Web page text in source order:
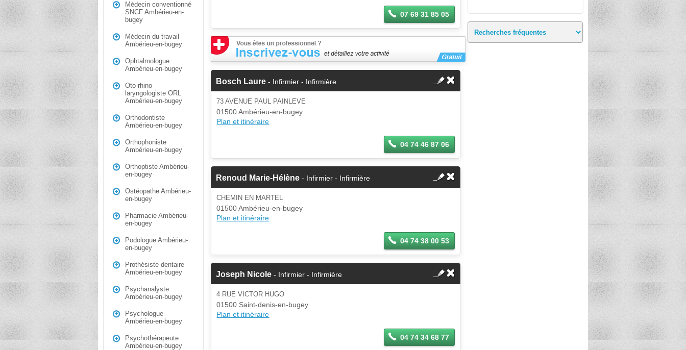
Médecin conventionné
SNCF Ambérieu-en-
bugey
Médecin du travail
Ambérieu-en-bugey
Ophtalmologue
Ambérieu-en-bugey
Oto-rhino-
laryngologiste ORL
Ambérieu-en-bugey
Orthodontiste
Ambérieu-en-bugey
Orthophoniste
Ambérieu-en-bugey
Orthoptiste Ambérieu-
en-bugey
Ostéopathe Ambérieu-
en-bugey
Pharmacie Ambérieu-
en-bugey
Podologue Ambérieu-
en-bugey
Prothésiste dentaire
Ambérieu-en-bugey
Psychanalyste
Ambérieu-en-bugey
Psychologue
Ambérieu-en-bugey
Psychothérapeute
Ambérieu-en-bugey
07 69 31 85 05
Bosch Laure - Infirmier - Infirmière
73 AVENUE PAUL PAINLEVE
01500 Ambérieu-en-bugey
Plan et itinéraire
04 74 46 87 06
Renoud Marie-Hélène - Infirmier - Infirmière
CHEMIN EN MARTEL
01500 Ambérieu-en-bugey
Plan et itinéraire
04 74 38 00 53
Joseph Nicole - Infirmier - Infirmière
4 RUE VICTOR HUGO
01500 Saint-denis-en-bugey
Plan et itinéraire
04 74 34 68 77